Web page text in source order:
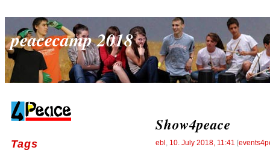
peacecamp 2018
Tags
Show4peace
ebl , 10. July 2018, 11:41 [